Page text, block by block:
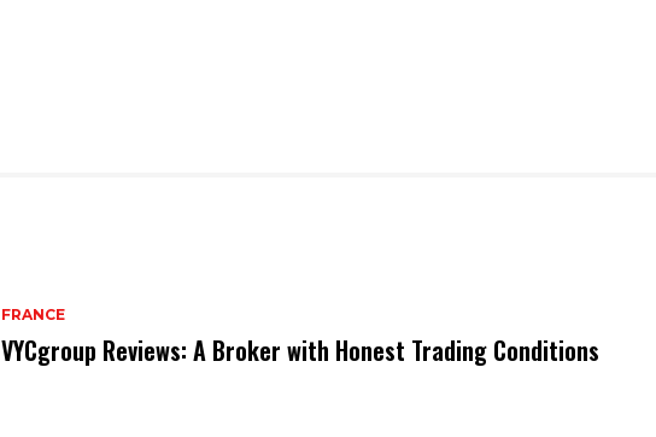
FRANCE
VYCgroup Reviews: A Broker with Honest Trading Conditions